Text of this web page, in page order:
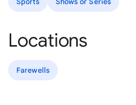
Locations
Farewells